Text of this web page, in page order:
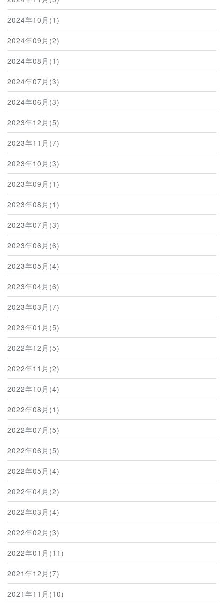
2024年10月(1)
2024年09月(2)
2024年08月(1)
2024年07月(3)
2024年06月(3)
2023年12月(5)
2023年11月(7)
2023年10月(3)
2023年09月(1)
2023年08月(1)
2023年07月(3)
2023年06月(6)
2023年05月(4)
2023年04月(6)
2023年03月(7)
2023年01月(5)
2022年12月(5)
2022年11月(2)
2022年10月(4)
2022年08月(1)
2022年07月(5)
2022年06月(5)
2022年05月(4)
2022年04月(2)
2022年03月(4)
2022年02月(3)
2022年01月(11)
2021年12月(7)
2021年11月(10)